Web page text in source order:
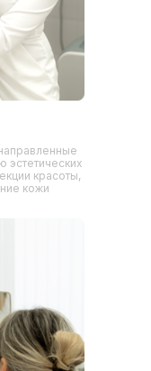
эстетических
красоты,
кожи